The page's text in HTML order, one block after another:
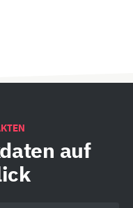
auf